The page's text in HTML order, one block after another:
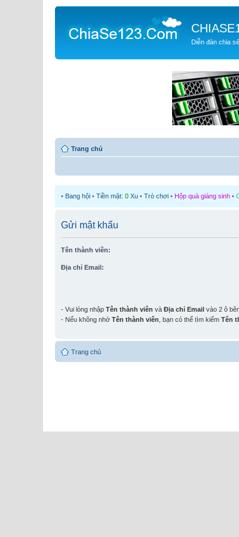
Diễn đàn chia
Trang chủ
• Bang hội • Tiền mặt: 0 Xu • Trò chơi • Hộp quà giáng sinh •
Gửi mật khẩu
Tên thành viên:
Địa chỉ Email:
- Vui lòng nhập Tên thành viên và Địa chỉ Email vào 2 ô
- Nếu không nhớ Tên thành viên , bạn có thể tìm kiếm Tên
Trang chủ